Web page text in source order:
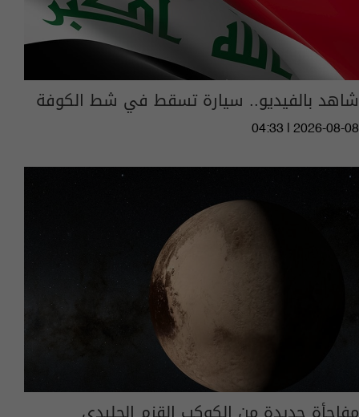
شاهد بالفيديو.. سيارة تسقط في شط الكوفة
04:33 | 2026-08-08